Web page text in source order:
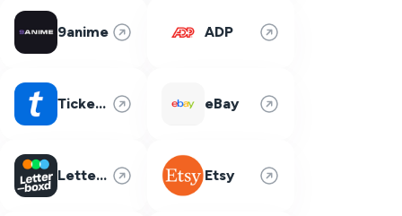
9anime ADP
Ticketmaster eBay
Letterboxd Etsy